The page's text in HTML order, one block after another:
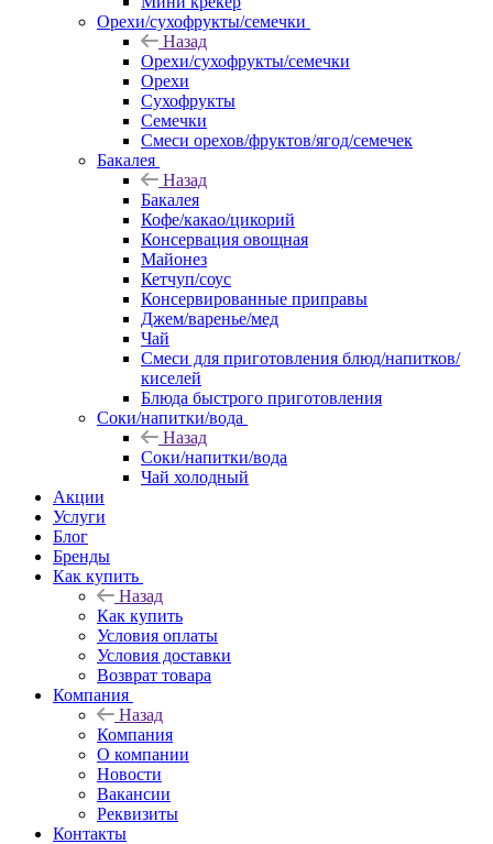
Орехи/сухофрукты/семечки
Назад
Орехи/сухофрукты/семечки
Орехи
Сухофрукты
Семечки
Смеси орехов/фруктов/ягод/семечек
Бакалея
Назад
Бакалея
Кофе/какао/цикорий
Консервация овощная
Майонез
Кетчуп/соус
Консервированные приправы
Джем/варенье/мед
Чай
Смеси для приготовления блюд/напитков/
киселей
Блюда быстрого приготовления
Соки/напитки/вода
Назад
Соки/напитки/вода
Чай холодный
Акции
Услуги
Блог
Бренды
Как купить
Назад
Как купить
Условия оплаты
Условия доставки
Возврат товара
Компания
Назад
Компания
О компании
Новости
Вакансии
Реквизиты
Контакты